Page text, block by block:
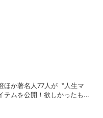
ほか著名人77人が〝人生マ
テムを公開！欲しかったもの